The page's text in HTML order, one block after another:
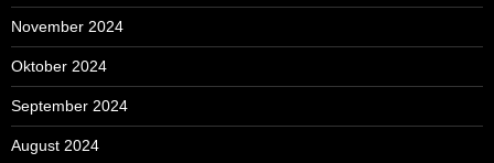
November 2024
Oktober 2024
September 2024
August 2024